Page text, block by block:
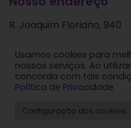
R. Joaquim Floriano, 940
São Paulo - SP
CEP: 04534-004
Levante Ideias de
direitos
Usamos cookies para
nossos serviços. Ao
concorda com tais
Política de Privacidade
Configuração dos cookies